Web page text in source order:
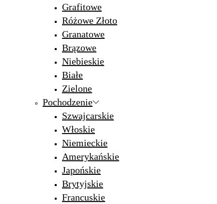
Grafitowe
Różowe Złoto
Granatowe
Brązowe
Niebieskie
Białe
Zielone
Pochodzenie
Szwajcarskie
Włoskie
Niemieckie
Amerykańskie
Japońskie
Brytyjskie
Francuskie